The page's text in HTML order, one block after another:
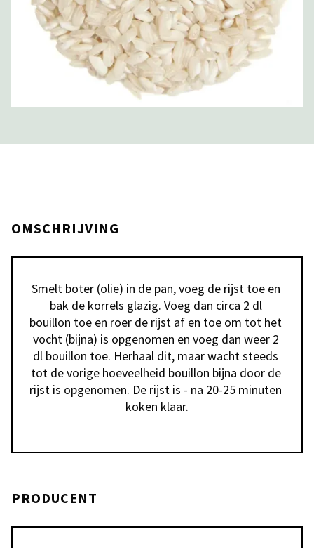
OMSCHRIJVING
Smelt boter (olie) in de pan, voeg de rijst toe en
bak de korrels glazig. Voeg dan circa 2 dl
bouillon toe en roer de rijst af en toe om tot het
vocht (bijna) is opgenomen en voeg dan weer 2
dl bouillon toe. Herhaal dit, maar wacht steeds
tot de vorige hoeveelheid bouillon bijna door de
rijst is opgenomen. De rijst is - na 20-25 minuten
PRODUCENT